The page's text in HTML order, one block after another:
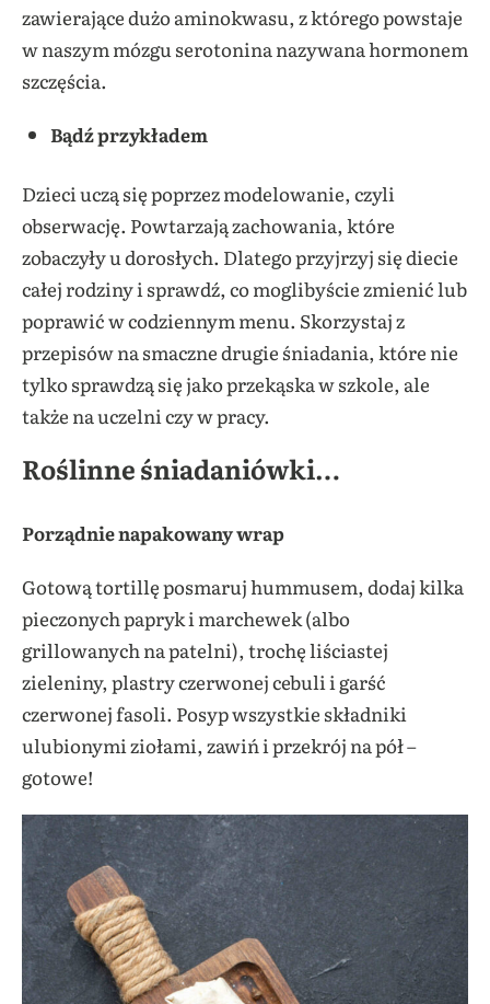
zawierające dużo aminokwasu, z którego powstaje
w naszym mózgu serotonina nazywana hormonem
szczęścia.
Bądź przykładem
Dzieci uczą się poprzez modelowanie, czyli
obserwację. Powtarzają zachowania, które
zobaczyły u dorosłych. Dlatego przyjrzyj się diecie
całej rodziny i sprawdź, co moglibyście zmienić lub
poprawić w codziennym menu. Skorzystaj z
przepisów na smaczne drugie śniadania, które nie
tylko sprawdzą się jako przekąska w szkole, ale
także na uczelni czy w pracy.
Roślinne śniadaniówki…
Porządnie napakowany wrap
Gotową tortillę posmaruj hummusem, dodaj kilka
pieczonych papryk i marchewek (albo
grillowanych na patelni), trochę liściastej
zieleniny, plastry czerwonej cebuli i garść
czerwonej fasoli. Posyp wszystkie składniki
ulubionymi ziołami, zawiń i przekrój na pół –
gotowe!